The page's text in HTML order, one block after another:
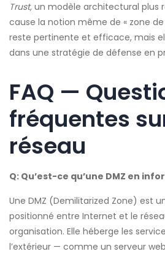
Trust, un modèle architectural plus
cause la notion même de « zone de
reste pertinente et efficace, mais
dans une stratégie de défense en
FAQ —
fréquentes
réseau
Q: Qu’est-ce qu’une DMZ en
Une DMZ (Demilitarized Zone) est
positionné entre Internet et le
organisation. Elle héberge les
l’extérieur — comme un serveur